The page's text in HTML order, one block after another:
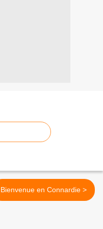
Bienvenue en Connardie >